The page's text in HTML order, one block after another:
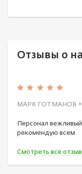
Отзывы о
МАРК ГОТМАНОВ
Персонал
рекомендую всем
Смотреть все